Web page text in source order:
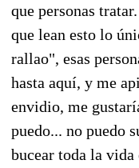
que personas
que lean esto lo
rallao", esas
hasta aquí, y me
envidio, me
puedo... no puedo
bucear toda la vida